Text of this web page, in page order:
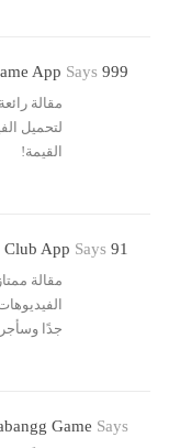
999 Game App
Says
مقالة
لتحميل
القيمة!
91 Club App
Says
مقالة
جدًا
Game Says